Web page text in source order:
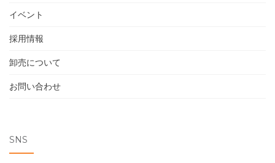
イベント
採用情報
卸売について
お問い合わせ
SNS